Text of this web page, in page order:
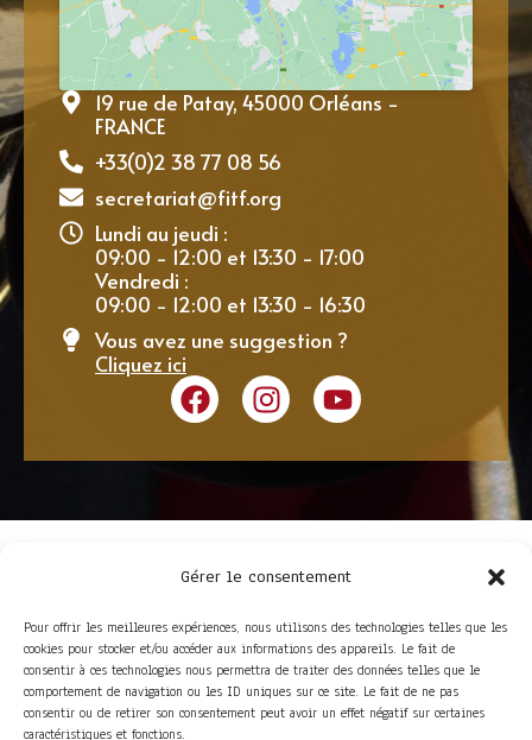
Gérer le consentement
Pour offrir les meilleures expériences, nous utilisons des technologies telles que les
cookies pour stocker et/ou accéder aux informations des appareils. Le fait de
consentir à ces technologies nous permettra de traiter des données telles que le
comportement de navigation ou les ID uniques sur ce site. Le fait de ne pas
consentir ou de retirer son consentement peut avoir un effet négatif sur certaines
caractéristiques et fonctions.
19 rue de Patay, 45000 Orléans -
FRANCE
+33(0)2 38 77 08 56
secretariat@fitf.org
Lundi au jeudi :
09:00 - 12:00 et 13:30 - 17:00
Vendredi :
09:00 - 12:00 et 13:30 - 16:30
Vous avez une suggestion ?
Cliquez ici
ACCÈS RAPIDE